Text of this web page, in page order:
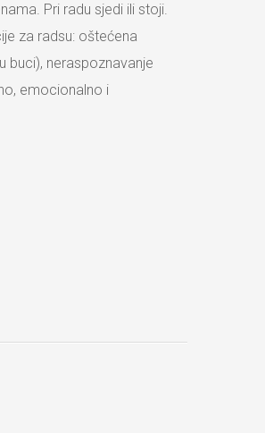
Pri radu sjedi ili stoji.
za radsu: oštećena
buci), neraspoznavanje
emocionalno i